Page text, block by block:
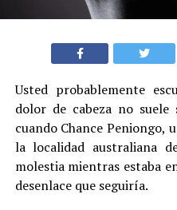
Usted probablemente
dolor de cabeza no
cuando Chance Peniongo,
la localidad australiana
molestia mientras estaba
desenlace que seguiría.